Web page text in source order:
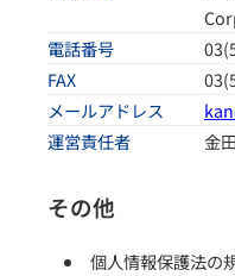
電話番号
FAX
メールアドレス
運営責任者
金
その他
個人情報保護法の